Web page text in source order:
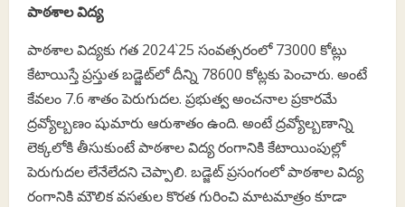
పాఠశాల విద్య
పాఠశాల విద్యకు గత 2024`25 సంవత్సరంలో 73000 కోట్లు
కేటాయిస్తే ప్రస్తుత బడ్జెట్‌లో దీన్ని 78600 కోట్లకు పెంచారు. అంటే
కేవలం 7.6 శాతం పెరుగుదల. ప్రభుత్వ అంచనాల ప్రకారమే
ద్రవ్యోల్బణం షుమారు ఆరుశాతం ఉంది. అంటే ద్రవ్యోల్బణాన్ని
లెక్కలోకి తీసుకుంటే పాఠశాల విద్య రంగానికి కేటాయింపుల్లో
పెరుగుదల లేనేలేదని చెప్పాలి. బడ్జెట్‌ ప్రసంగంలో పాఠశాల విద్య
రంగానికి మౌలిక వసతుల కొరత గురించి మాటమాత్రం కూడా